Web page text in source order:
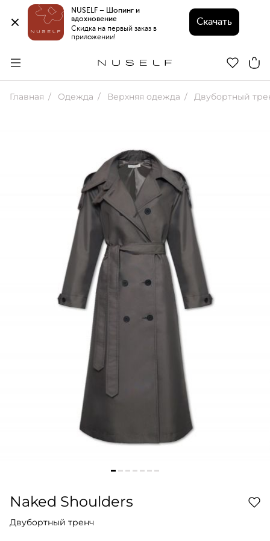
NUSELF – Шопинг и
вдохновение
Скидка на первый заказ в
приложении!
Скачать
Главная Одежда Верхняя одежда Двубортный
Naked Shoulders
Двубортный тренч